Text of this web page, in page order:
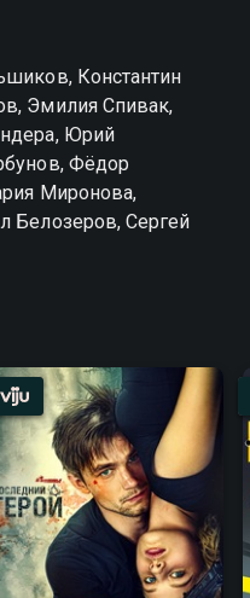
Константин
Эмилия Спивак,
Юрий
Фёдор
Миронова,
Белозеров, Сергей